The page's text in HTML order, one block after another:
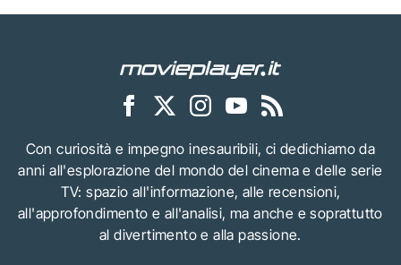
Con curiosità e impegno inesauribili, ci dedichiamo da
anni all'esplorazione del mondo del cinema e delle serie
TV: spazio all'informazione, alle recensioni,
all'approfondimento e all'analisi, ma anche e soprattutto
al divertimento e alla passione.